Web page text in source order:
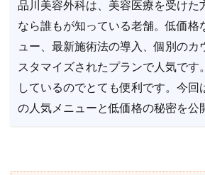
品川美容外科は、美容医療を受けた
なら誰もが知っている老舗。低価格
ュー、最新施術法の導入、個別のカ
スタマイズされたプランで人気です
しているのでとても便利です。今回
の人気メニューと低価格の秘密を公